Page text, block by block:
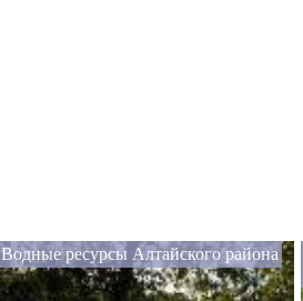
Водные ресурсы Алтайского района